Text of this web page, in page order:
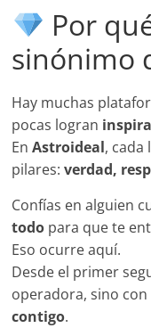
Por
sinónimo
Hay muchas
pocas logran
EnAstroideal, cada
pilares:verdad,
Confías en alguien
todo para que te
Eso ocurre aquí.
Desde el primer
operadora, sino
contigo.